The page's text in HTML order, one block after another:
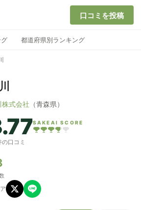
口コミを投稿
都道府県別ランキング
株式会社 （青森県）
SAKEAI SCORE
口コミ